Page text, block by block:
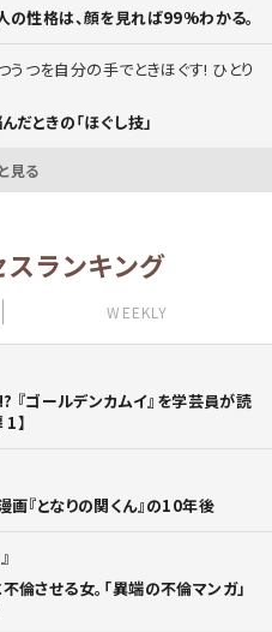
性格は、顔を見れば99%わかる。
うつを自分の手でときほぐす! ひとり
ときの「ほぐし技」
見る
スランキング
WEEKLY
『ゴールデンカムイ』を学芸員が読
】
『となりの関くん』の10年後
させる女。「異端の不倫マンガ」